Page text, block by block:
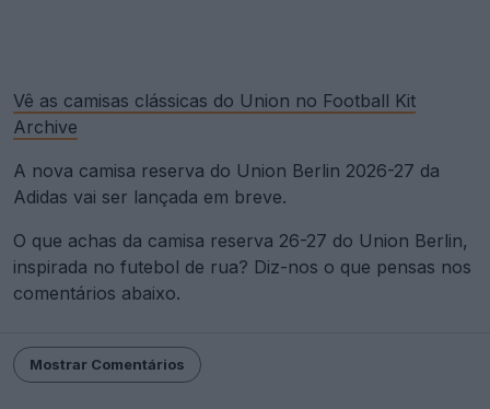
Vê as camisas clássicas do Union no Football Kit
Archive
A nova camisa reserva do Union Berlin 2026-27 da
Adidas vai ser lançada em breve.
O que achas da camisa reserva 26-27 do Union Berlin,
inspirada no futebol de rua? Diz-nos o que pensas nos
comentários abaixo.
Mostrar Comentários